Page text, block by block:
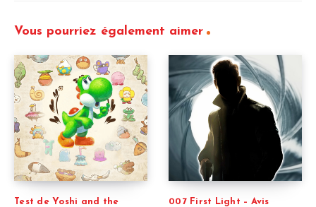
Vous pourriez également aimer
Test de Yoshi and the
007 First Light – Avis